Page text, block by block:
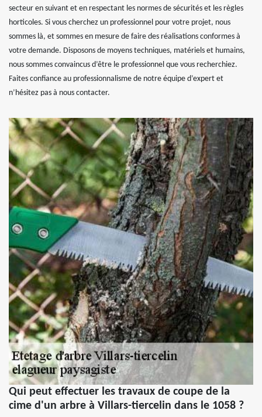
secteur en suivant et en respectant les normes de sécurités et les règles
horticoles. Si vous cherchez un professionnel pour votre projet, nous
sommes là, et sommes en mesure de faire des réalisations conformes à
votre demande. Disposons de moyens techniques, matériels et humains,
nous sommes convaincus d’être le professionnel que vous recherchiez.
Faites confiance au professionnalisme de notre équipe d’expert et
n’hésitez pas à nous contacter.
Qui peut effectuer les travaux de coupe de la
cime d'un arbre à Villars-tiercelin dans le 1058 ?